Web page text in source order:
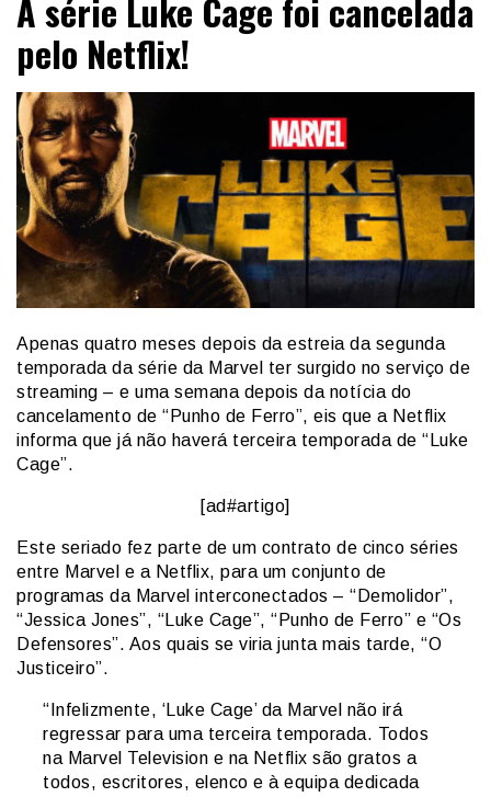
A série Luke Cage foi cancelada
pelo Netflix!
Apenas quatro meses depois da estreia da segunda
temporada da série da Marvel ter surgido no serviço de
streaming – e uma semana depois da notícia do
cancelamento de “Punho de Ferro”, eis que a Netflix
informa que já não haverá terceira temporada de “Luke
Cage”.
[ad#artigo]
Este seriado fez parte de um contrato de cinco séries
entre Marvel e a Netflix, para um conjunto de
programas da Marvel interconectados – “Demolidor”,
“Jessica Jones”, “Luke Cage”, “Punho de Ferro” e “Os
Defensores”. Aos quais se viria junta mais tarde, “O
Justiceiro”.
“Infelizmente, ‘Luke Cage’ da Marvel não irá
regressar para uma terceira temporada. Todos
na Marvel Television e na Netflix são gratos a
todos, escritores, elenco e à equipa dedicada